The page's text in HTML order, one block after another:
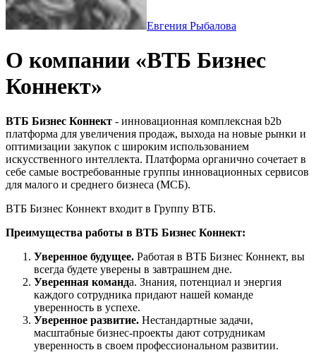
Евгения Рыбалова
О компании «ВТБ Бизнес
Коннект»
ВТБ Бизнес Коннект - инновационная комплексная b2b
платформа для увеличения продаж, выхода на новые рынки и
оптимизации закупок с широким использованием
искусственного интеллекта. Платформа органично сочетает в
себе самые востребованные группы инновационных сервисов
для малого и среднего бизнеса (МСБ).
ВТБ Бизнес Коннект входит в Группу ВТБ.
Преимущества работы в ВТБ Бизнес Коннект:
Уверенное будущее. Работая в ВТБ Бизнес Коннект, вы
всегда будете уверены в завтрашнем дне.
Уверенная команда. Знания, потенциал и энергия
каждого сотрудника придают нашей команде
уверенность в успехе.
Уверенное развитие. Нестандартные задачи,
масштабные бизнес-проекты дают сотрудникам
уверенность в своем профессиональном развитии.